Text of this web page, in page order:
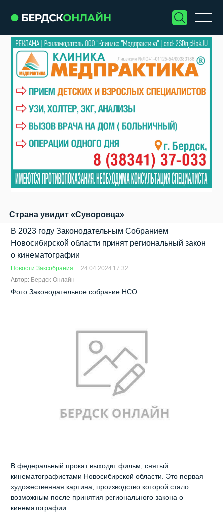
Страна увидит «Суворовца»
В 2023 году Законодательным Собранием
Новосибирской области принят региональный закон
о кинематографии
Новости Заксобрания
24.04.2024 17:32
Автор: Бердск-Онлайн
Фото Законодательное собрание НСО
В федеральный прокат выходит фильм, снятый
кинематографистами Новосибирской области. Это первая
художественная картина, производство которой стало
возможным после принятия регионального закона о
кинематографии.